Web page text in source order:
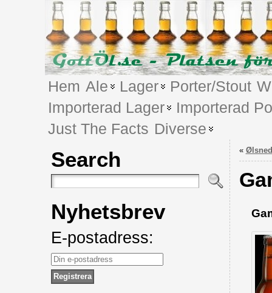
Hem Ale Lager Porter/Stout
Importerad Lager
Importerad
Just The Facts Diverse
Search
Nyhetsbrev
E-postadress:
«